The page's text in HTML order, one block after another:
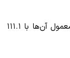
پس از آن، مبلمان، لوازم خانگی و نگهداری معمول آن‌ها با ۱۱۱.۱